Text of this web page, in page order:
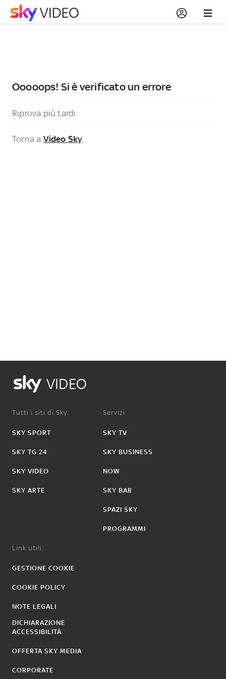
Ooooops! Si è verificato un errore
Riprova più tardi
Torna a Video Sky
VIDEO
Tutti i siti di Sky:
SKY SPORT
SKY TG 24
SKY VIDEO
SKY ARTE
Servizi:
SKY TV
SKY BUSINESS
NOW
SKY BAR
SPAZI SKY
PROGRAMMI
Link utili:
GESTIONE COOKIE
COOKIE POLICY
NOTE LEGALI
DICHIARAZIONE
ACCESSIBILITÀ
OFFERTA SKY MEDIA
CORPORATE